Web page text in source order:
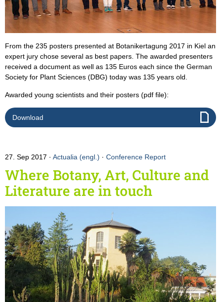
From the 235 posters presented at Botanikertagung 2017 in Kiel an
expert jury chose several as best papers. The awarded presenters
received a document as well as 135 Euros each since the German
Society for Plant Sciences (DBG) today was 135 years old.
Awarded young scientists and their posters (pdf file):
Download
27. Sep 2017 Actualia (engl.) · Conference Report
Where Botany, Art, Culture and
Literature are in touch